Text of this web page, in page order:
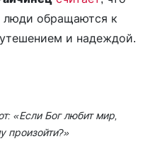
люди обращаются к
и надеждой.
«Если Бог любит мир,
произойти?»